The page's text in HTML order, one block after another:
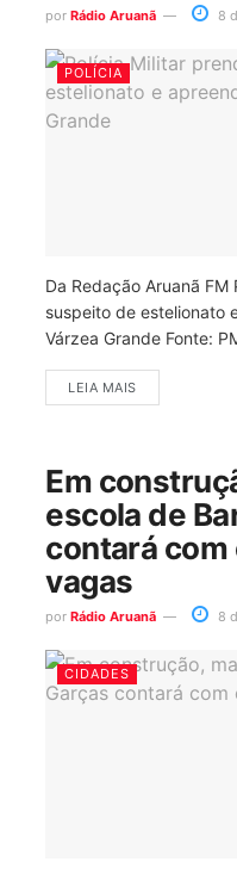
por Rádio Aruanã 8
POLÍCIA
Da Redação Aruanã
suspeito de estelionato
Várzea Grande Fonte:
LEIA MAIS
Em
escola de
contará com
vagas
por Rádio Aruanã 8
CIDADES